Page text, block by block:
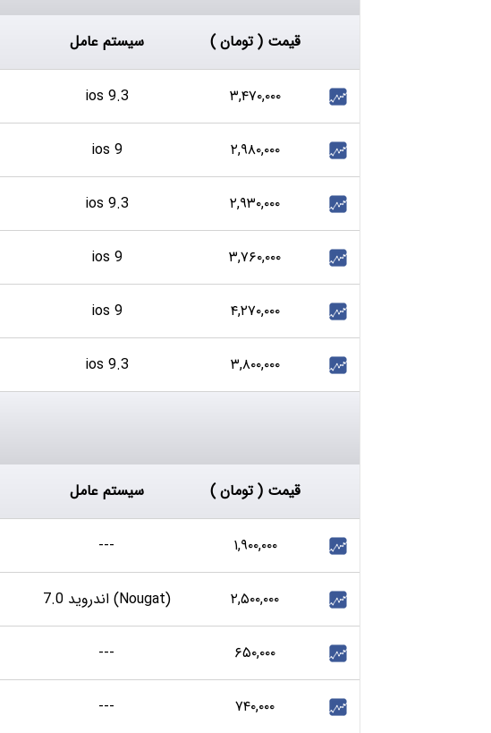
سیستم عامل قیمت ( تومان )
ios 9.3 ۳,۴۷۰,۰۰۰
ios 9 ۲,۹۸۰,۰۰۰
ios 9.3 ۲,۹۳۰,۰۰۰
ios 9 ۳,۷۶۰,۰۰۰
ios 9 ۴,۲۷۰,۰۰۰
ios 9.3 ۳,۸۰۰,۰۰۰
سیستم عامل قیمت ( تومان )
--- ۱,۹۰۰,۰۰۰
اندروید 7.0 (Nougat) ۲,۵۰۰,۰۰۰
--- ۶۵۰,۰۰۰
--- ۷۴۰,۰۰۰